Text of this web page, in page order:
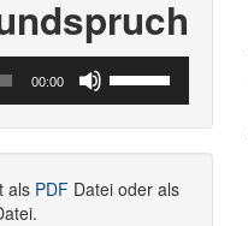
00:00
Hoch/Runter
Lautstärke
als PDF Datei oder als